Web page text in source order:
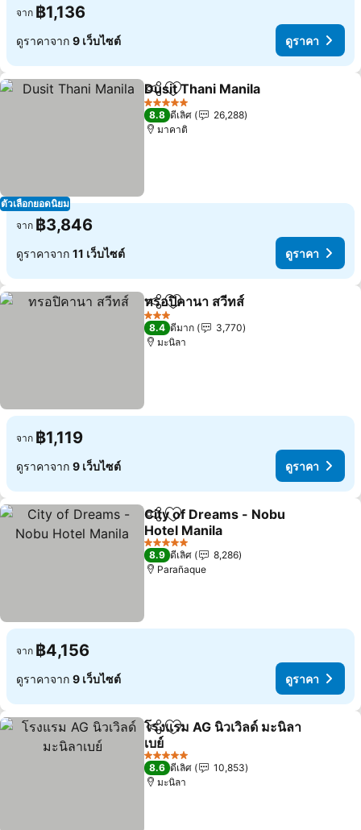
จาก ฿1,136
ดูราคาจาก 9 เว็บไซต์ ดูราคา
ตัวเลือกยอดนิยม
แชร์ เพิ่มในรายการโปรด
Dusit Thani Manila
5 ดาว
8.8 ดีเลิศ
26,288
มาคาติ
จาก ฿3,846
ดูราคาจาก 11 เว็บไซต์ ดูราคา
แชร์ เพิ่มในรายการโปรด
ทรอปิคานา สวีทส์
3 ดาว
8.4 ดีมาก
3,770
มะนิลา
จาก ฿1,119
ดูราคาจาก 9 เว็บไซต์ ดูราคา
แชร์ เพิ่มในรายการโปรด
City of Dreams - Nobu
Hotel Manila
ดูราคา
5 ดาว
8.9 ดีเลิศ
8,286
Parañaque
จาก ฿4,156
ดูราคาจาก 9 เว็บไซต์ ดูราคา
แชร์ เพิ่มในรายการโปรด
โรงแรม AG นิวเวิลด์ มะนิลา
เบย์
ดูราคา
5 ดาว
8.6 ดีเลิศ
10,853
มะนิลา